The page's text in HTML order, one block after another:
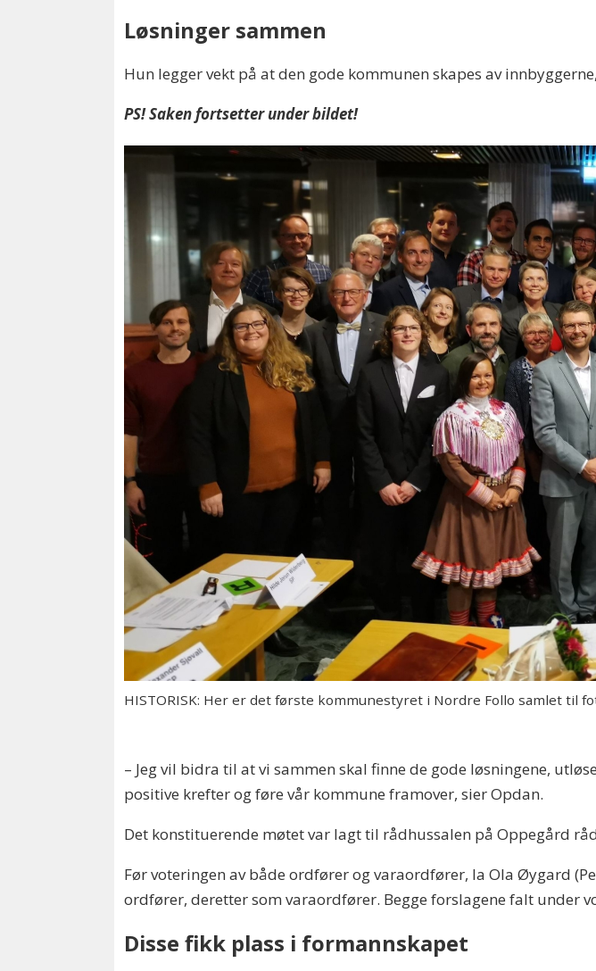
Løsninger sammen
Hun legger vekt på at den gode kommunen skapes av
PS! Saken fortsetter under bildet!
HISTORISK: Her er det første kommunestyret i Nordre Follo samlet til
– Jeg vil bidra til at vi sammen skal finne de gode løsningene,
positive krefter og føre vår kommune framover, sier Opdan.
Det konstituerende møtet var lagt til rådhussalen på Oppegård
Før voteringen av både ordfører og varaordfører, la Ola Øygard
ordfører, deretter som varaordfører. Begge forslagene falt under
Disse fikk plass i formannskapet